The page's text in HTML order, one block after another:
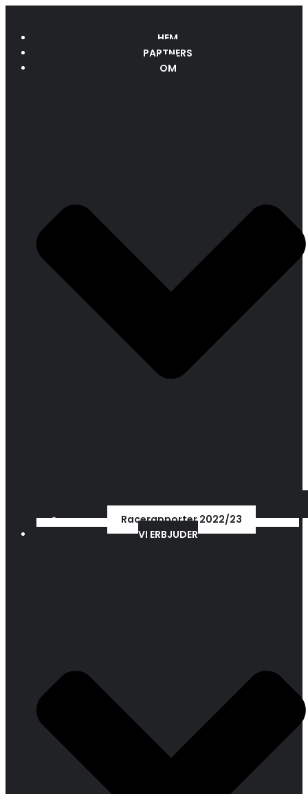
HEM
PARTNERS
OM
Racerapporter 2022/23
VI ERBJUDER